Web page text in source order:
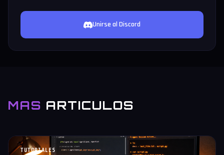
Unirse al Discord
MAS ARTICULOS
TUTORIALES